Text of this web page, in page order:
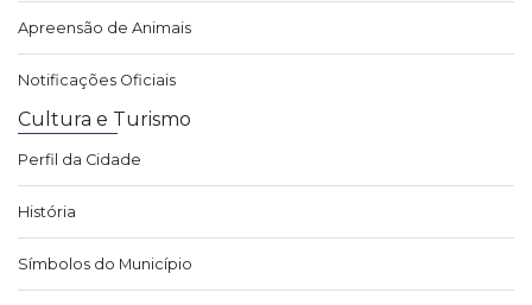
Apreensão de Animais
Notificações Oficiais
Cultura e Turismo
Perfil da Cidade
História
Símbolos do Município